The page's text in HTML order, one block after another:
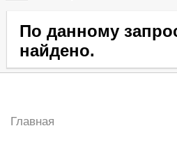
По данному
найдено.
Главная